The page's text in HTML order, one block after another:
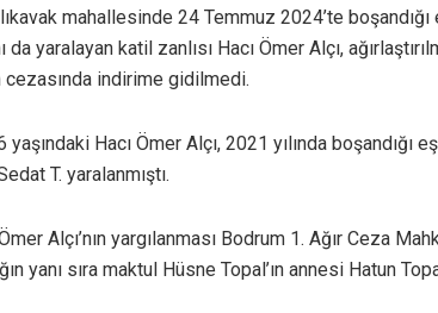
mahallesinde 24 Temmuz 2024’te
da yaralayan katil zanlısı Hacı Ömer Alçı,
cezasında indirime gidilmedi.
Hacı Ömer Alçı, 2021 yılında boşandığı
T. yaralanmıştı.
Alçı’nın yargılanması Bodrum 1. Ağır Ceza
yanı sıra maktul Hüsne Topal’ın annesi Hatun